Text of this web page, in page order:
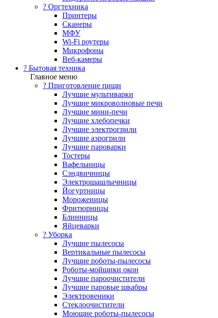
?️ Оргтехника
Принтеры
Сканеры
МФУ
Wi-Fi роутеры
Микрофоны
Веб-камеры
? Бытовая техника
Главное меню
? Приготовление пищи
Лучшие мультиварки
Лучшие микроволновые печи
Лучшие мини-печи
Лучшие хлебопечки
Лучшие электрогрили
Лучшие аэрогрили
Лучшие пароварки
Тостеры
Вафельницы
Сэндвичницы
Электрошашлычницы
Йогуртницы
Мороженицы
Фритюрницы
Блинницы
Яйцеварки
? Уборка
Лучшие пылесосы
Вертикальные пылесосы
Лучшие роботы-пылесосы
Роботы-мойщики окон
Лучшие пароочистители
Лучшие паровые швабры
Электровеники
Стеклоочистители
Моющие роботы-пылесосы